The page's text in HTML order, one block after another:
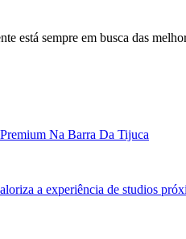
está sempre em busca das
Na Barra Da Tijuca
a experiência de studios